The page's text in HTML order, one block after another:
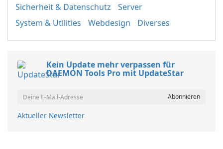
Sicherheit & Datenschutz
Server
System & Utilities
Webdesign Diverses
Kein Update mehr verpassen für
DAEMON Tools Pro mit UpdateStar
Aktueller Newsletter